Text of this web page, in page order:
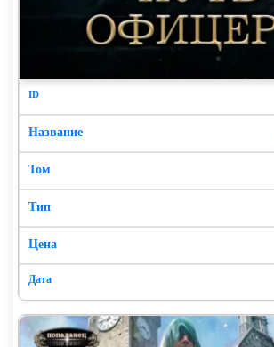
добра и предупредительна, только не
Мы вместе тридцать лет – я не могу
слез. Дочки заходят в комнату,
говорят, я улыбаюсь мудро и
Все ясно. Как было ясно папе в той
клинике. Я понял его тогда. Мои
глупее. Они тоже знают, что это
ли они поверят, что страха нет, а
даже умиротворенность. Это
спокойствие одновременно.
Хотя… В самом деле, прожил долго,
Не свято, но честь офицера
стал, но жильем жену и детей